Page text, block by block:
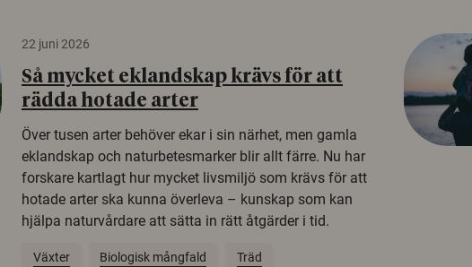
22 juni 2026
Så mycket eklandskap krävs för att
rädda hotade arter
Över tusen arter behöver ekar i sin närhet, men gamla
eklandskap och naturbetesmarker blir allt färre. Nu har
forskare kartlagt hur mycket livsmiljö som krävs för att
hotade arter ska kunna överleva – kunskap som kan
hjälpa naturvårdare att sätta in rätt åtgärder i tid.
Växter Biologisk mångfald Träd